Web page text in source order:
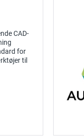
CAD-
for
til